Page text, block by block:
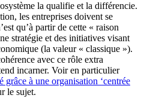
la qualifie et la différencie.
les entreprises doivent se
qu’à partir de cette « raison
stratégie et des initiatives visant
(la valeur « classique »).
avec ce rôle extra
incarner. Voir en particulier
grâce à une organisation ‘centrée
le sujet.